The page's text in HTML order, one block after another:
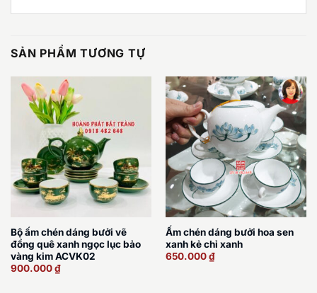
SẢN PHẨM TƯƠNG TỰ
Bộ ấm chén dáng bưởi vẽ
đồng quê xanh ngọc lục bảo
vàng kim ACVK02
900.000₫
Ấm chén dáng bưởi hoa sen
xanh kẻ chỉ xanh
650.000₫